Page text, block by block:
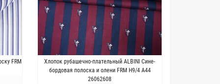
FRM
3%
Хлопок рубашечно-плательный ALBINI Сине-
бордовая полоска и олени FRM H9/4 A44
26062608
Италия . Состав 100% хлопок.
Плотность ~ 140 гр/м2. Ширина 148
см.